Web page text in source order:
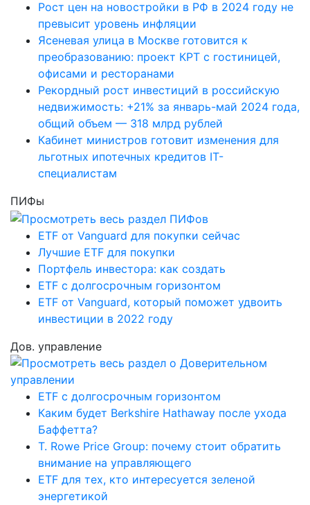
Рост цен на новостройки в РФ в 2024 году не
превысит уровень инфляции
Ясеневая улица в Москве готовится к
преобразованию: проект КРТ с гостиницей,
офисами и ресторанами
Рекордный рост инвестиций в российскую
недвижимость: +21% за январь-май 2024 года,
общий объем — 318 млрд рублей
Кабинет министров готовит изменения для
льготных ипотечных кредитов IT-
специалистам
ПИФы
ETF от Vanguard для покупки сейчас
Лучшие ETF для покупки
Портфель инвестора: как создать
ETF с долгосрочным горизонтом
ETF от Vanguard, который поможет удвоить
инвестиции в 2022 году
Дов. управление
ETF с долгосрочным горизонтом
Каким будет Berkshire Hathaway после ухода
Баффетта?
T. Rowe Price Group: почему стоит обратить
внимание на управляющего
ETF для тех, кто интересуется зеленой
энергетикой